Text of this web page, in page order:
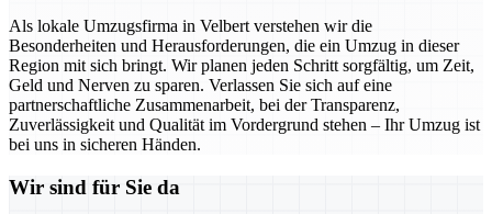
Als lokale Umzugsfirma in Velbert verstehen wir die
Besonderheiten und Herausforderungen, die ein Umzug in dieser
Region mit sich bringt. Wir planen jeden Schritt sorgfältig, um Zeit,
Geld und Nerven zu sparen. Verlassen Sie sich auf eine
partnerschaftliche Zusammenarbeit, bei der Transparenz,
Zuverlässigkeit und Qualität im Vordergrund stehen – Ihr Umzug ist
bei uns in sicheren Händen.
Wir sind für Sie da